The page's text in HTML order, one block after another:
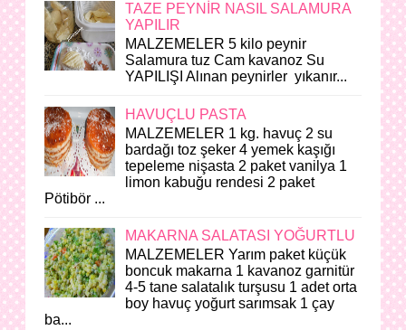
TAZE PEYNİR NASIL SALAMURA
YAPILIR
MALZEMELER 5 kilo peynir
Salamura tuz Cam kavanoz Su
YAPILIŞI Alınan peynirler yıkanır...
HAVUÇLU PASTA
MALZEMELER 1 kg. havuç 2 su
bardağı toz şeker 4 yemek kaşığı
tepeleme nişasta 2 paket vanilya 1
limon kabuğu rendesi 2 paket
Pötibör ...
MAKARNA SALATASI YOĞURTLU
MALZEMELER Yarım paket küçük
boncuk makarna 1 kavanoz garnitür
4-5 tane salatalık turşusu 1 adet orta
boy havuç yoğurt sarımsak 1 çay
ba...